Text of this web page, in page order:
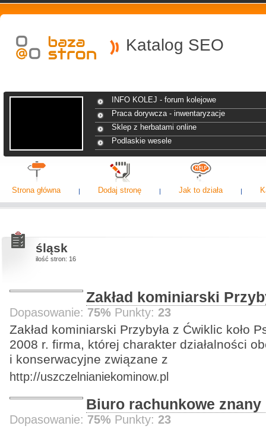
Katalog SEO
INFO KOLEJ - forum kolejowe
Praca dorywcza - inwentaryzacje
Sklep z herbatami online
Podlaskie wesele
Strona główna Dodaj stronę Jak to działa
śląsk
ilość stron: 16
Zakład kominiarski
Dopasowanie: 75% Punkty: 23
Zakład kominiarski Przybyła z Ćwiklic koło
2008 r. firma, której charakter działalności
i konserwacyjne związane z
http://uszczelnianiekominow.pl
Biuro rachunkowe
Dopasowanie: 75% Punkty: 23